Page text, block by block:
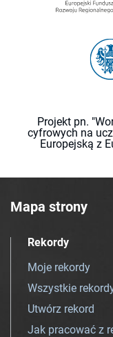
Projekt pn.
cyfrowych na
Europejską z
Mapa strony
Rekordy
Moje rekordy
Wszystkie
Utwórz rekord
Jak pracować z